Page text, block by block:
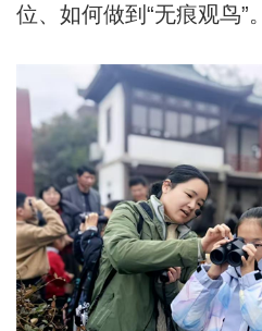
位、如何做到“无痕观鸟”。